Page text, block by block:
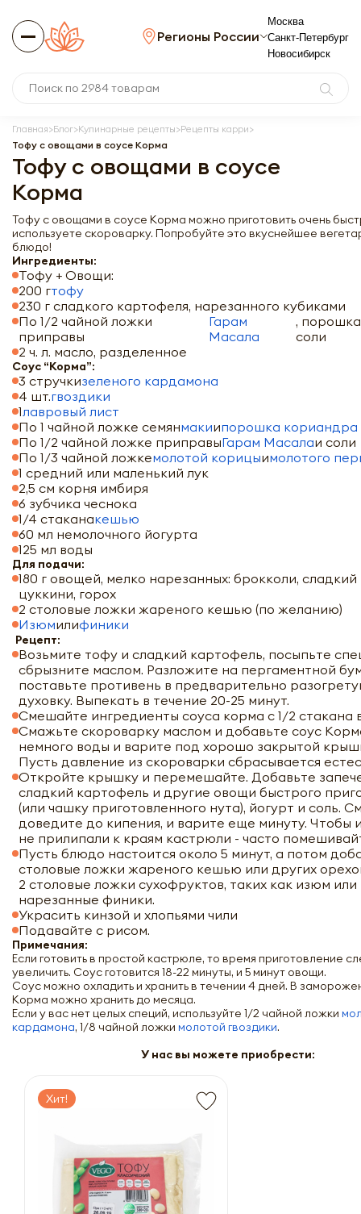
Регионы России
Москва
Санкт-Петербург
Новосибирск
Главная Блог Кулинарные рецепты Рецепты карри
Тофу с овощами в соусе Корма
Тофу с овощами в соусе
Корма
Тофу с овощами в соусе Корма можно приготовить очень
используете скороварку. Попробуйте это вкуснейшее
блюдо!
Ингредиенты:
Тофу + Овощи:
200 гтофу
230 г сладкого картофеля, нарезанного кубиками
По 1/2 чайной ложки
приправы
Гарам
Масала
,
соли
2 ч. л. масло, разделенное
Соус “Корма”:
3 стручкизеленого кардамона
4 шт.гвоздики
1лавровый лист
По 1 чайной ложке семянмакиипорошка кориандра
По 1/2 чайной ложке приправыГарам Масалаи соли
По 1/3 чайной ложкемолотой корицыимолотого
1 средний или маленький лук
2,5 см корня имбиря
6 зубчика чеснока
1/4 стаканакешью
60 мл немолочного йогурта
125 мл воды
Для подачи:
180 г овощей, мелко нарезанных: брокколи,
цуккини, горох
2 столовые ложки жареного кешью (по желанию)
Изюмилифиники
Рецепт:
Возьмите тофу и сладкий картофель, посыпьте
сбрызните маслом. Разложите на пергаментной
поставьте противень в предварительно
духовку. Выпекать в течение 20-25 минут.
Смешайте ингредиенты соуса корма с 1/2 стакана
Смажьте скороварку маслом и добавьте соус
немного воды и варите под хорошо закрытой
Пусть давление из скороварки сбрасывается
Откройте крышку и перемешайте. Добавьте
сладкий картофель и другие овощи быстрого
(или чашку приготовленного нута), йогурт и соль.
доведите до кипения, и варите еще минуту. Чтобы
не прилипали к краям кастрюли - часто
Пусть блюдо настоится около 5 минут, а потом
столовые ложки жареного кешью или других
2 столовые ложки сухофруктов, таких как изюм или
нарезанные финики.
Украсить кинзой и хлопьями чили
Подавайте с рисом.
Примечания:
Если готовить в простой кастрюле, то время приготовление
увеличить. Соус готовится 18-22 минуты, и 5 минут овощи.
Соус можно охладить и хранить в течении 4 дней. В
Корма можно хранить до месяца.
Если у вас нет целых специй, используйте 1/2 чайной ложки
кардамона, 1/8 чайной ложки молотой гвоздики.
У нас вы можете приобрести:
Хит!